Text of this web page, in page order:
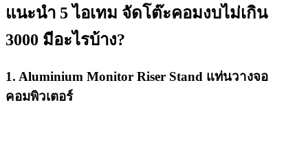
แนะนำ 5 ไอเทม จัดโต๊ะคอมงบไม่เกิน
3000 มีอะไรบ้าง?
1. Aluminium Monitor Riser Stand แท่นวางจอ
คอมพิวเตอร์